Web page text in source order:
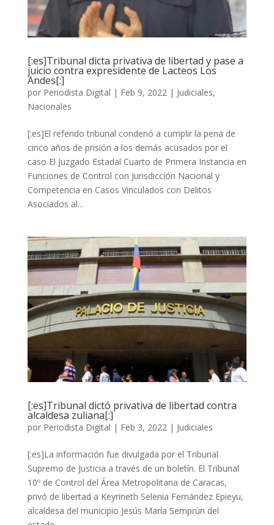
[:es]Tribunal dicta privativa de libertad y pase a
juicio contra expresidente de Lacteos Los
Andes[:]
por Periodista Digital | Feb 9, 2022| Judiciales,
Nacionales
[:es]El referido tribunal condenó a cumplir la pena de
cinco años de prisión a los demás acusados por el
caso El Juzgado Estadal Cuarto de Primera Instancia en
Funciones de Control con Jurisdicción Nacional y
Competencia en Casos Vinculados con Delitos
Asociados al...
[:es]Tribunal dictó privativa de libertad contra
alcaldesa zuliana[:]
por Periodista Digital | Feb 3, 2022| Judiciales
[:es]La información fue divulgada por el Tribunal
Supremo de Justicia a través de un boletín. El Tribunal
10º de Control del Área Metropolitana de Caracas,
privó de libertad a Keyrineth Selenia Fernández Epieyu,
alcaldesa del municipio Jesús María Semprún del